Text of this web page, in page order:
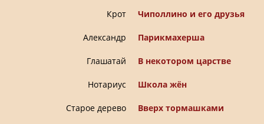
Крот Чиполлино и его друзья
Александр Парикмахерша
Глашатай В некотором царстве
Нотариус Школа жён
Старое дерево Вверх тормашками